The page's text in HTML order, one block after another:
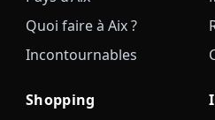
Quoi faire à Aix ?
Incontournables
Shopping